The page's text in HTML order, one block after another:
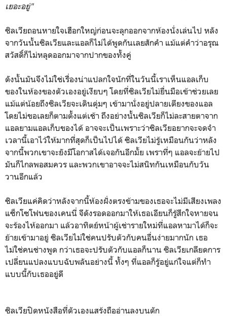
เยอะอยู่"
ซิลเวียถอนหายใจเฮือกใหญ่ก่อนจะลุกออกจากห้องนั่งเล่นไป หลัง
จากวันนั้นซิลเวียและแอลก็ไม่ได้พูดกันเลยสักคำ แม้แต่คำว่าอรุณ
สวัสดิ์ก็ไม่หลุดออกมาจากปากของทั้งคู่
ดังนั้นมันจึงไม่ใช่เรื่องน่าแปลกใจนักที่ในวันนี้เราเห็นแอลเก็บ
ของในห้องของตัวเองอยู่เงียบๆ โดยที่ซิลเวียไม่ยื่นมือเข้าช่วยเลย
แม้แต่น้อยถึงซิลเวียจะเดินดุ่มๆ เข้ามานั่งอยู่ปลายเตียงของแอล
โดยไม่ขอเลยก็ตามตั้งแต่เช้า ถึงอย่างนั้นซิลเวียก็ไม่ละสายตาจาก
แอลยามแอลเก็บของได้ อาจจะเป็นเพราะว่าซิลเวียอยากจะจดจำ
เวลานี้เอาไว้ให้มากที่สุดก็เป็นไปได้ ซิลเวียไม่รู้เหมือนกันว่าหลัง
จากนี้พวกเขาจะยังมีโอกาสได้เจอกันอีกมั้ย เพราที่ๆ แอลจะย้ายไป
มันก็ไกลพอสมควร และพวกเขาอาจจะไม่สนิทกันเหมือนกับวัน
วานอีกแล้ว
ซิลเวียแค่คิดว่าหลังจากนี้ห้องฝั่งตรงข้ามของเธอจะไม่มีเสียงเพลง
แซ็กโซโฟนของเคนนี่ จีดังรอดออกมาให้เธอเอียนก็รู้สึกใจหายจน
จะร้องไห้ออกมา แล้วอาทิตย์หน้าผู้เช่ารายใหม่ที่แอลหามาได้ก็จะ
ย้ายเข้ามาอยู่ ซิลเวียไม่ใช่คนปรับตัวกับคนอื่นง่ายมากนัก เธอ
ไม่ใช่คนช่างพูด กว่าเธอจะปรับตัวกับแอลก็นาน ซิลเวียเกลียดการ
เปลี่ยนแปลงแบบฉับพลันอย่างนี้ ทั้งๆ ที่แอลก็รู้อยู่แก่ใจแต่ก็ทำ
แบบนี้กับเธออยู่ดี
ซิลเวียปิดหนังสือที่ตัวเองแสร้งถืออ่านลงบนตัก